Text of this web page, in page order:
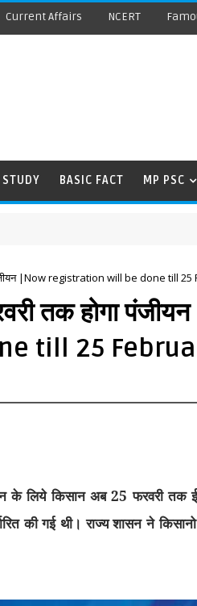
Current Affairs NCERT
BASIC FACT MP PSC
पंजीयन |Now registration will be done till
तक होगा
till 25
के लिये किसान अब 25 फरवरी तक
की गई थी। राज्य शासन ने